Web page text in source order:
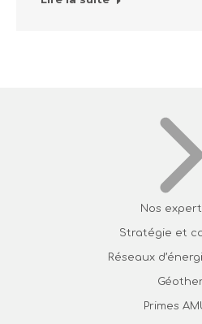
Nos
Stratégie et
Réseaux
Primes